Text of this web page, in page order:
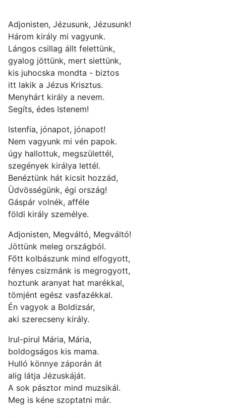
Adjonisten, Jézusunk, Jézusunk!
Három király mi vagyunk.
Lángos csillag állt felettünk,
gyalog jöttünk, mert siettünk,
kis juhocska mondta - biztos
itt lakik a Jézus Krisztus.
Menyhárt király a nevem.
Segíts, édes Istenem!
Istenfia, jónapot, jónapot!
Nem vagyunk mi vén papok.
úgy hallottuk, megszülettél,
szegények királya lettél.
Benéztünk hát kicsit hozzád,
Üdvösségünk, égi ország!
Gáspár volnék, afféle
földi király személye.
Adjonisten, Megváltó, Megváltó!
Jöttünk meleg országból.
Főtt kolbászunk mind elfogyott,
fényes csizmánk is megrogyott,
hoztunk aranyat hat marékkal,
tömjént egész vasfazékkal.
Én vagyok a Boldizsár,
aki szerecseny király.
Irul-pirul Mária, Mária,
boldogságos kis mama.
Hulló könnye záporán át
alig látja Jézuskáját.
A sok pásztor mind muzsikál.
Meg is kéne szoptatni már.